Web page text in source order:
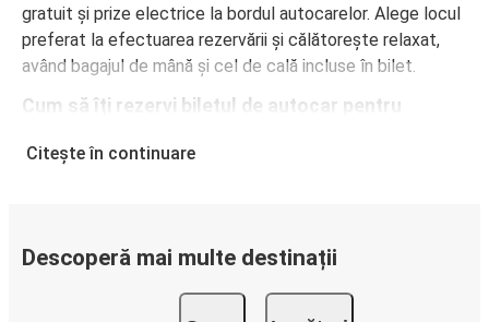
gratuit și prize electrice la bordul autocarelor. Alege locul
preferat la efectuarea rezervării și călătorește relaxat,
având bagajul de mână și cel de cală incluse în bilet.
Cum să îți rezervi biletul de autocar pentru
Rezervarea unui bilet pentru autocarele FlixBus este
clicuri. La achiziționarea online a unui bilet dus sau întors
pe ruta Provaljenik, poți alege între diferite metode sigure
de plată online, cum ar fi card de credit, PayPal, Google și
Citește în continuare
Descoperă mai multe destinații